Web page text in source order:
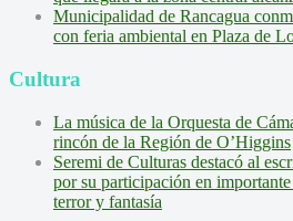
Municipalidad de Rancagua
con feria ambiental en Plaza de
Cultura
La música de la Orquesta de
rincón de la Región de O’Higgins
Seremi de Culturas destacó al
por su participación en
terror y fantasía